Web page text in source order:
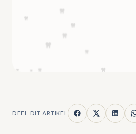
DEEL DIT ARTIKEL